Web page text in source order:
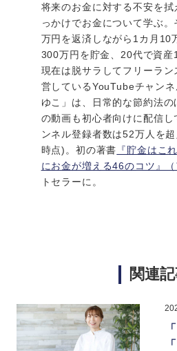
将来のお金に対する不安を拭
っかけでお金について学ぶ
万円を返済しながら1カ月10
300万円を貯金、20代で資産
現在は脱サラしてフリーラ
営しているYouTubeチャン
ゆこ」は、日常的な節約法
の動画も初心者向けに配信し
ンネル登録者数は52万人を
時点)。初の著書 『貯金はこ
にお金が増える46のコツ』（
トセラーに。
関連